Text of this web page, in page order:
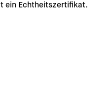
ein Echtheitszertifikat.